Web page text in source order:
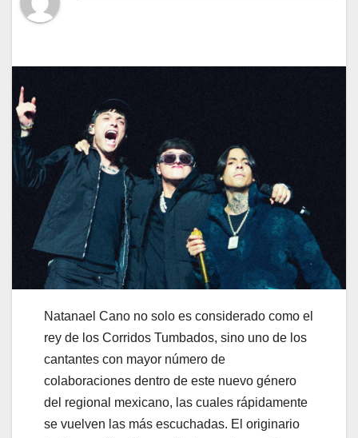
Natanael Cano no solo es considerado como el
rey de los Corridos Tumbados, sino uno de los
cantantes con mayor número de
colaboraciones dentro de este nuevo género
del regional mexicano, las cuales rápidamente
se vuelven las más escuchadas. El originario